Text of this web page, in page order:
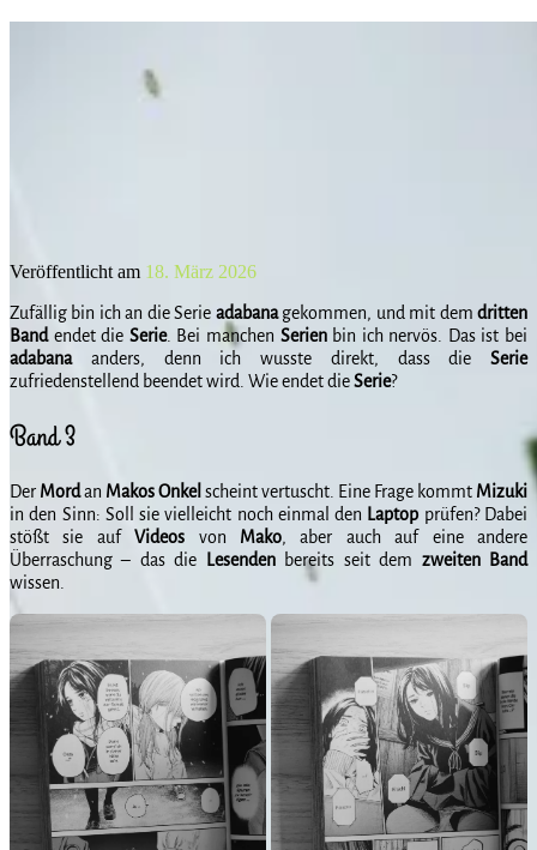
Veröffentlicht am 18. März 2026
Zufällig bin ich an die Serie adabanagekommen, und mit demdritten
Bandendet die Serie. Bei manchen Serienbin ich nervös. Das ist bei
adabanaanders, denn ich wusste direkt, dass die Serie
zufriedenstellend beendet wird. Wie endet dieSerie?
Band 3
Der Mordan MakosOnkel scheint vertuscht. Eine Frage kommt Mizuki
in den Sinn: Soll sie vielleicht noch einmal den Laptop prüfen? Dabei
stößt sie aufVideos von Mako, aber auch auf eine andere
Überraschung – das die
Lesendenbereits seit dem zweiten
Band
wissen.